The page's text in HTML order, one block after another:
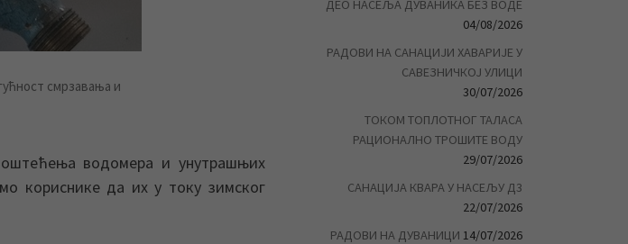
смрзавања и
водомера и унутрашњих
кориснике да их у току зимског
ДЕО НАСЕЉА ДУВАНИКА БЕЗ ВОДЕ
04/08/2026
РАДОВИ НА САНАЦИЈИ ХАВАРИЈЕ У
САВЕЗНИЧКОЈ УЛИЦИ
30/07/2026
ТОКОМ ТОПЛОТНОГ ТАЛАСА
РАЦИОНАЛНО ТРОШИТЕ ВОДУ
29/07/2026
САНАЦИЈА КВАРА У НАСЕЉУ Д3
22/07/2026
РАДОВИ НА ДУВАНИЦИ 14/07/2026